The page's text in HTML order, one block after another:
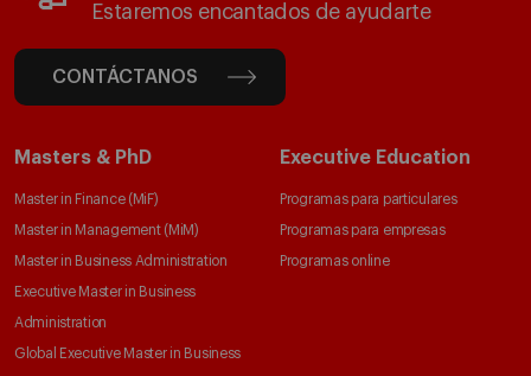
Estaremos encantados de ayudarte
CONTÁCTANOS
Masters & PhD
Master in Finance (MiF)
Master in Management (MiM)
Master in Business Administration
Executive Master in Business
Administration
Global Executive Master in Business
Executive Education
Programas para particulares
Programas para empresas
Programas online